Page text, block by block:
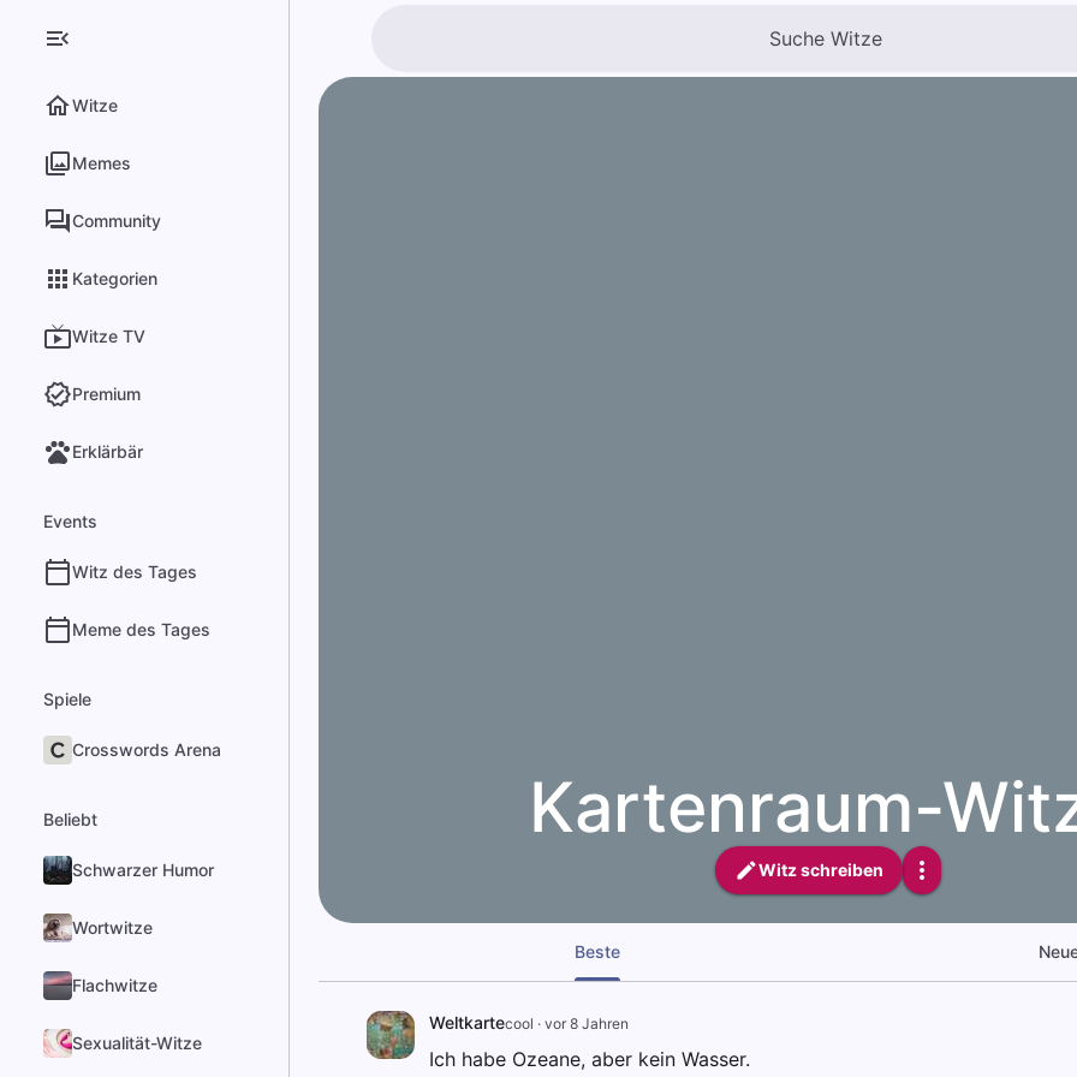
Witze
Memes
Community
Kategorien
Witze TV
Premium
Erklärbär
Events
Witz des Tages
Meme des Tages
Spiele
Crosswords Arena
Beliebt
Schwarzer Humor
Wortwitze
Flachwitze
Sexualität-Witze
Kartenraum-
Witz schreiben
Beste
Weltkartecool · vor 8 Jahren
Ich habe Ozeane, aber kein Wasser.